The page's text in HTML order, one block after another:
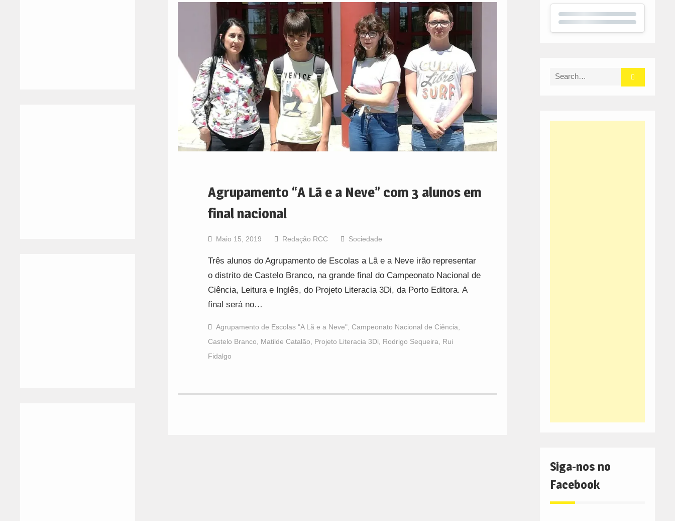
Agrupamento “A Lã e a Neve” com 3 alunos em
final nacional
Maio 15, 2019 Redação RCC Sociedade
Três alunos do Agrupamento de Escolas a Lã e a Neve irão representar
o distrito de Castelo Branco, na grande final do Campeonato Nacional de
Ciência, Leitura e Inglês, do Projeto Literacia 3Di, da Porto Editora. A
final será no…
Agrupamento de Escolas "A Lã e a Neve", Campeonato Nacional de Ciência
Castelo Branco
Matilde Catalão Projeto Literacia 3Di Rodrigo Sequeira
Rui
Fidalgo
Search
Siga-nos no
Facebook